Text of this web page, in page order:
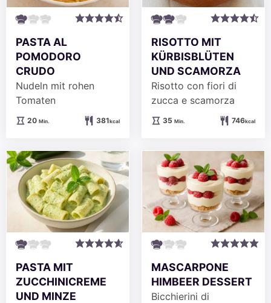
PASTA AL
POMODORO
CRUDO
Nudeln mit rohen
Tomaten
20Minuten
Min. 381kcal
RISOTTO MIT
KÜRBISBLÜTEN
UND SCAMORZA
Risotto con fiori di
zucca e scamorza
35Minuten
Min. 746kcal
PASTA MIT
ZUCCHINICREME
UND MINZE
MASCARPONE
HIMBEER DESSERT
Bicchierini di